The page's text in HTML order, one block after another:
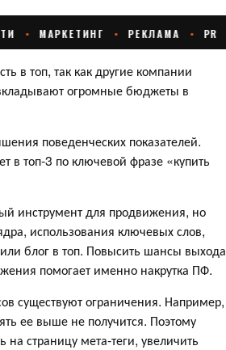
в топ, так как другие компании
огромные бюджеты в
поведенческих показателей.
в топ-3 по ключевой фразе «купить
инструмент для продвижения, но
использования ключевых слов,
блог в топ. Повысить шансы выхода
помогает именно накрутка ПФ.
существуют ограничения. Например,
ее выше не получится. Поэтому
страницу мета-теги, увеличить